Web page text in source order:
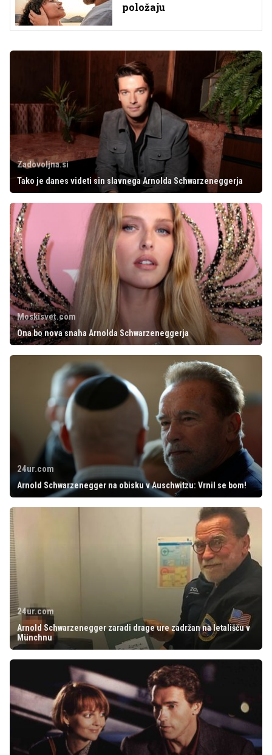
položaju
Zadovoljna.si
Tako je danes videti sin slavnega Arnolda Schwarzeneggerja
Moskisvet.com
Ona bo nova snaha Arnolda Schwarzeneggerja
24ur.com
Arnold Schwarzenegger na obisku v Auschwitzu: Vrnil se bom!
24ur.com
Arnold Schwarzenegger zaradi drage ure zadržan na letališču v
Münchnu